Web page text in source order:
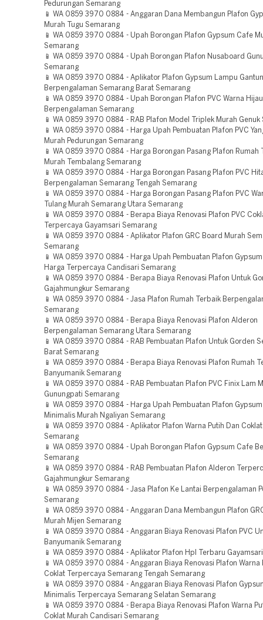
Pedurungan Semarang
📱 WA 0859 3970 0884 - Anggaran Dana Membangun Plafon
Murah Tugu Semarang
📱 WA 0859 3970 0884 - Upah Borongan Plafon Gypsum Cafe
Semarang
📱 WA 0859 3970 0884 - Upah Borongan Plafon Nusaboard
Semarang
📱 WA 0859 3970 0884 - Aplikator Plafon Gypsum Lampu
Berpengalaman Semarang Barat Semarang
📱 WA 0859 3970 0884 - Upah Borongan Plafon PVC Warna
Berpengalaman Semarang
📱 WA 0859 3970 0884 - RAB Plafon Model Triplek Murah Genuk
📱 WA 0859 3970 0884 - Harga Upah Pembuatan Plafon PVC
Murah Pedurungan Semarang
📱 WA 0859 3970 0884 - Harga Borongan Pasang Plafon Rumah
Murah Tembalang Semarang
📱 WA 0859 3970 0884 - Harga Borongan Pasang Plafon PVC
Berpengalaman Semarang Tengah Semarang
📱 WA 0859 3970 0884 - Harga Borongan Pasang Plafon PVC
Tulang Murah Semarang Utara Semarang
📱 WA 0859 3970 0884 - Berapa Biaya Renovasi Plafon PVC
Terpercaya Gayamsari Semarang
📱 WA 0859 3970 0884 - Aplikator Plafon GRC Board Murah
Semarang
📱 WA 0859 3970 0884 - Harga Upah Pembuatan Plafon
Harga Terpercaya Candisari Semarang
📱 WA 0859 3970 0884 - Berapa Biaya Renovasi Plafon Untuk
Gajahmungkur Semarang
📱 WA 0859 3970 0884 - Jasa Plafon Rumah Terbaik
Semarang
📱 WA 0859 3970 0884 - Berapa Biaya Renovasi Plafon Alderon
Berpengalaman Semarang Utara Semarang
📱 WA 0859 3970 0884 - RAB Pembuatan Plafon Untuk Gorden
Barat Semarang
📱 WA 0859 3970 0884 - Berapa Biaya Renovasi Plafon Rumah
Banyumanik Semarang
📱 WA 0859 3970 0884 - RAB Pembuatan Plafon PVC Finix Lam
Gunungpati Semarang
📱 WA 0859 3970 0884 - Harga Upah Pembuatan Plafon
Minimalis Murah Ngaliyan Semarang
📱 WA 0859 3970 0884 - Aplikator Plafon Warna Putih Dan
Semarang
📱 WA 0859 3970 0884 - Upah Borongan Plafon Gypsum Cafe
Semarang
📱 WA 0859 3970 0884 - RAB Pembuatan Plafon Alderon
Gajahmungkur Semarang
📱 WA 0859 3970 0884 - Jasa Plafon Ke Lantai Berpengalaman
Semarang
📱 WA 0859 3970 0884 - Anggaran Dana Membangun Plafon
Murah Mijen Semarang
📱 WA 0859 3970 0884 - Anggaran Biaya Renovasi Plafon PVC
Banyumanik Semarang
📱 WA 0859 3970 0884 - Aplikator Plafon Hpl Terbaru
📱 WA 0859 3970 0884 - Anggaran Biaya Renovasi Plafon Warna
Coklat Terpercaya Semarang Tengah Semarang
📱 WA 0859 3970 0884 - Anggaran Biaya Renovasi Plafon
Minimalis Terpercaya Semarang Selatan Semarang
📱 WA 0859 3970 0884 - Berapa Biaya Renovasi Plafon Warna
Coklat Murah Candisari Semarang